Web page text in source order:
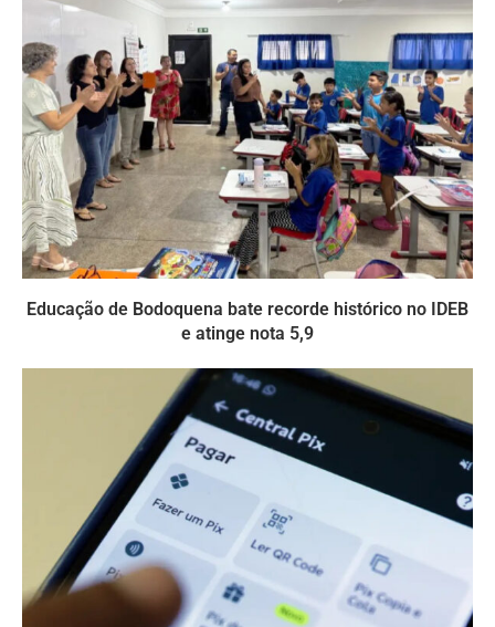
Educação de Bodoquena bate recorde histórico no IDEB
e atinge nota 5,9